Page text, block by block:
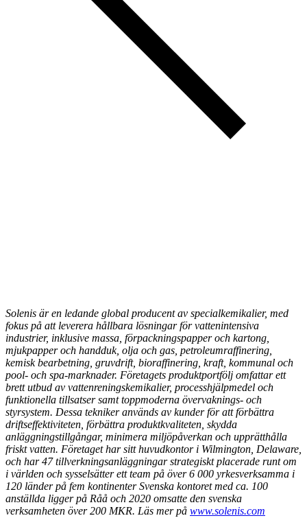
Solenis är en ledande global producent av specialkemikalier, med
fokus på att leverera hållbara lösningar för vattenintensiva
industrier, inklusive massa, förpackningspapper och kartong,
mjukpapper och handduk, olja och gas, petroleumraffinering,
kemisk bearbetning, gruvdrift, bioraffinering, kraft, kommunal och
pool- och spa-marknader. Företagets produktportfölj omfattar ett
brett utbud av vattenreningskemikalier, processhjälpmedel och
funktionella tillsatser samt toppmoderna övervaknings- och
styrsystem. Dessa tekniker används av kunder för att förbättra
driftseffektiviteten, förbättra produktkvaliteten, skydda
anläggningstillgångar, minimera miljöpåverkan och upprätthålla
friskt vatten. Företaget har sitt huvudkontor i Wilmington, Delaware,
och har 47 tillverkningsanläggningar strategiskt placerade runt om
i världen och sysselsätter ett team på över 6 000 yrkesverksamma i
120 länder på fem kontinenter Svenska kontoret med ca. 100
anställda ligger på Råå och 2020 omsatte den svenska
verksamheten över 200 MKR. Läs mer på www.solenis.com